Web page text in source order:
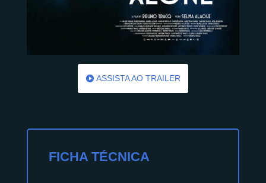
ASSISTA AO TRAILER
FICHA TÉCNICA